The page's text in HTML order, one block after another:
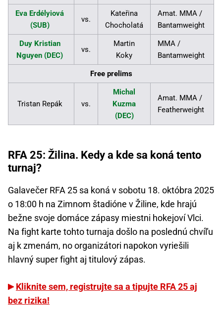
Eva Erdélyiová
(SUB)
vs.
Kateřina
Chocholatá
Amat. MMA /
Bantamweight
Duy Kristian
Nguyen (DEC)
vs.
Martin
Koky
MMA /
Bantamweight
Free prelims
Tristan Repák vs.
Michal
Kuzma
(DEC)
Amat. MMA /
Featherweight
RFA 25: Žilina. Kedy a kde sa koná tento
turnaj?
Galavečer RFA 25 sa koná v sobotu 18. októbra 2025
o 18:00 h na Zimnom štadióne v Žiline, kde hrajú
bežne svoje domáce zápasy miestni hokejoví Vlci.
Na fight karte tohto turnaja došlo na poslednú chvíľu
aj k zmenám, no organizátori napokon vyriešili
hlavný super fight aj titulový zápas.
Kliknite sem, registrujte sa a tipujte RFA 25 aj
bez rizika!